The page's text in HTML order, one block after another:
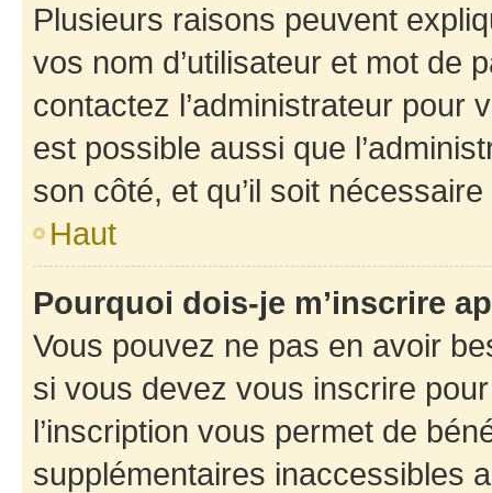
Plusieurs raisons peuvent
vos nom d’utilisateur et mot de
contactez l’administrateur pour
est possible aussi que
son côté, et qu’il soit
Haut
Pourquoi dois-je m’inscrire
Vous pouvez ne pas en avoir
si vous devez vous inscrire
l’inscription vous permet de
supplémentaires inaccessibles